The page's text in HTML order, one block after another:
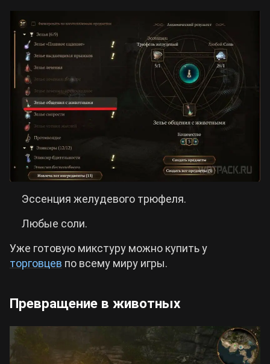
Эссенция желудевого трюфеля.
Любые соли.
Уже готовую микстуру можно купить у
торговцев по всему миру игры.
Превращение в животных